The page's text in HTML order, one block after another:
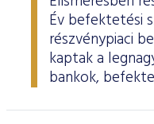
Év befektetési
részvénypiaci
kaptak a
bankok,